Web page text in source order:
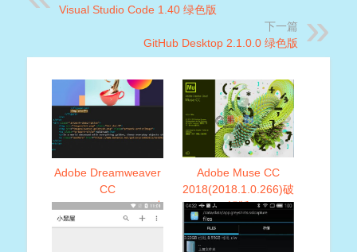
Visual Studio Code 1.40 绿色版
下一篇
GitHub Desktop 2.1.0.0 绿色版
Adobe Dreamweaver
CC
2019(19.0.0.11193)破
Adobe Muse CC
2018(2018.1.0.266)破
解版